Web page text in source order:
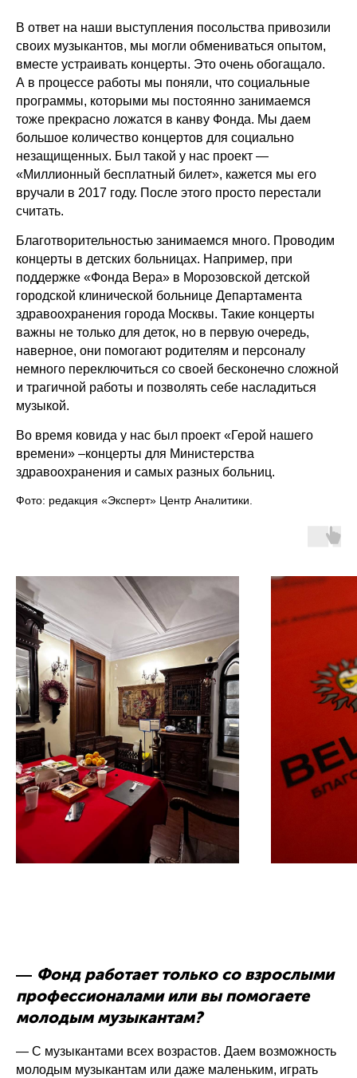
В ответ на наши выступления посольства привозили
своих музыкантов, мы могли обмениваться опытом,
вместе устраивать концерты. Это очень обогащало.
А в процессе работы мы поняли, что социальные
программы, которыми мы постоянно занимаемся
тоже прекрасно ложатся в канву Фонда. Мы даем
большое количество концертов для социально
незащищенных. Был такой у нас проект —
«Миллионный бесплатный билет», кажется мы его
вручали в 2017 году. После этого просто перестали
считать.
Благотворительностью занимаемся много. Проводим
концерты в детских больницах. Например, при
поддержке «Фонда Вера» в Морозовской детской
городской клинической больнице Департамента
здравоохранения города Москвы. Такие концерты
важны не только для деток, но в первую очередь,
наверное, они помогают родителям и персоналу
немного переключиться со своей бесконечно сложной
и трагичной работы и позволять себе насладиться
музыкой.
Во время ковида у нас был проект «Герой нашего
времени» –концерты для Министерства
здравоохранения и самых разных больниц.
Фото: редакция «Эксперт» Центр Аналитики.
— Фонд работает только со взрослыми
профессионалами или вы помогаете
молодым музыкантам?
— С музыкантами всех возрастов. Даем возможность
молодым музыкантам или даже маленьким, играть